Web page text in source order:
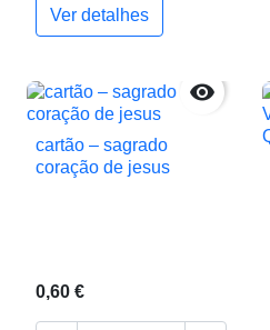
Ver detalhes

cartão – sagrado
coração de jesus
0,60 €